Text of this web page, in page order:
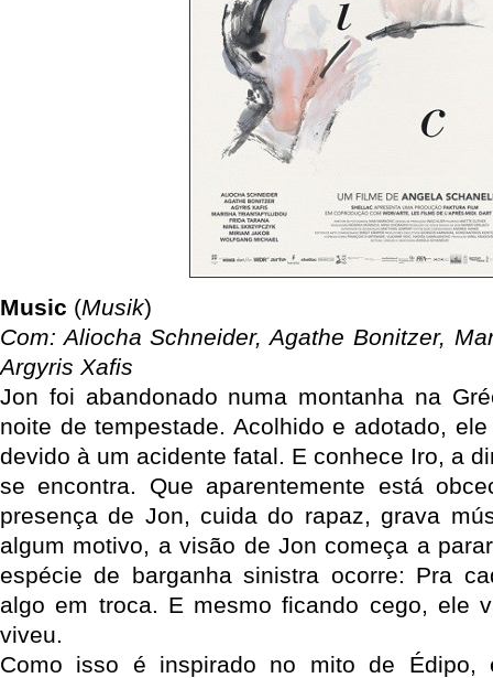
Music (Musik)
Com: Aliocha Schneider, Agathe Bonitzer,
Argyris Xafis
Jon foi abandonado numa montanha na
noite de tempestade. Acolhido e adotado,
devido à um acidente fatal. E conhece Iro, a
se encontra. Que aparentemente está
presença de Jon, cuida do rapaz, grava
algum motivo, a visão de Jon começa a
espécie de barganha sinistra ocorre: Pra
algo em troca. E mesmo ficando cego, ele
viveu.
Como isso é inspirado no mito de